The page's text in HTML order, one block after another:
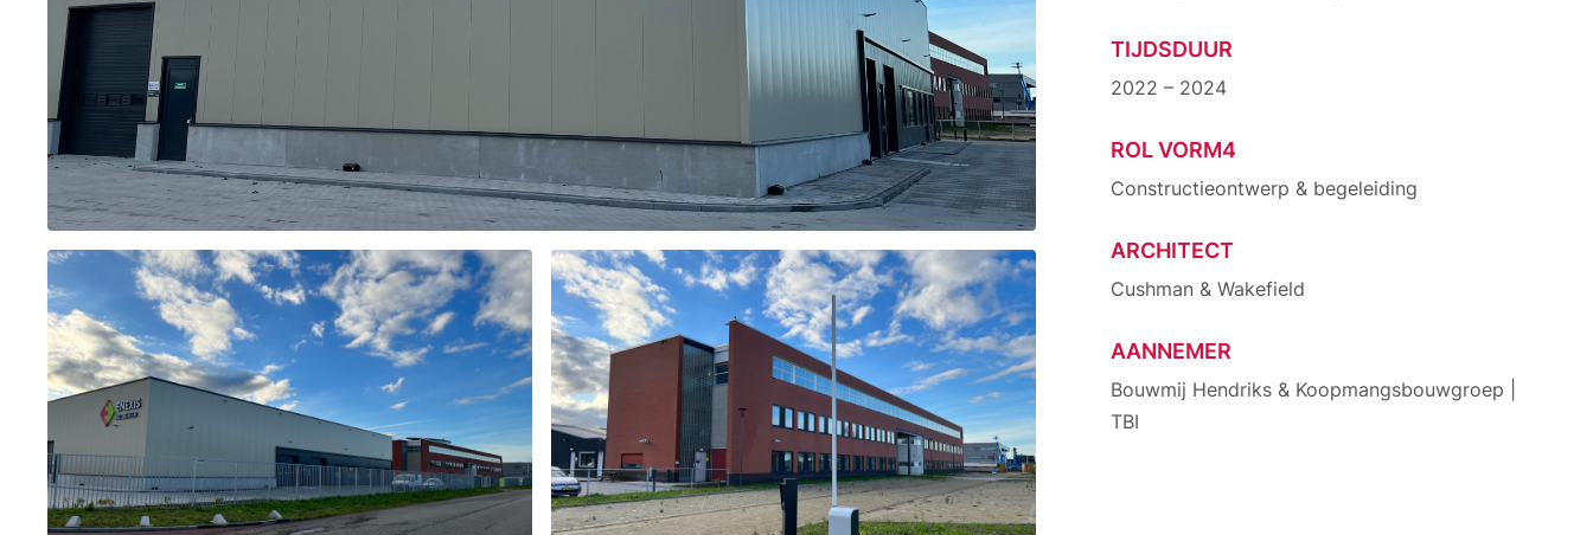
TIJDSDUUR
2022 – 2024
ROL VORM4
Constructieontwerp & begeleiding
ARCHITECT
Cushman & Wakefield
AANNEMER
Bouwmij Hendriks & Koopmangsbouwgroep |
TBI